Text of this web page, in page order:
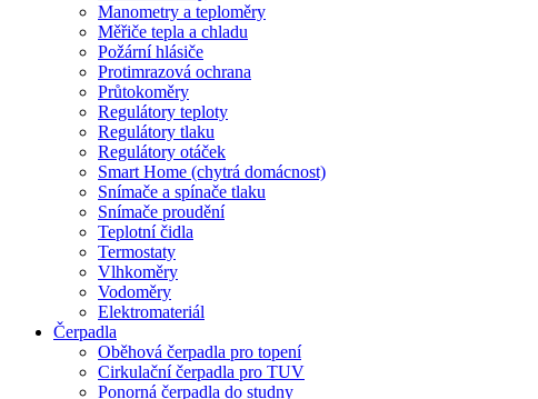
Manometry a teploměry
Měřiče tepla a chladu
Požární hlásiče
Protimrazová ochrana
Průtokoměry
Regulátory teploty
Regulátory tlaku
Regulátory otáček
Smart Home (chytrá domácnost)
Snímače a spínače tlaku
Snímače proudění
Teplotní čidla
Termostaty
Vlhkoměry
Vodoměry
Elektromateriál
Čerpadla
Oběhová čerpadla pro topení
Cirkulační čerpadla pro TUV
Ponorná čerpadla do studny